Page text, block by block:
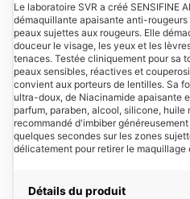
Le laboratoire SVR a créé SENSIFINE
démaquillante apaisante anti-
peaux sujettes aux rougeurs. Elle
douceur le visage, les yeux et les
tenaces. Testée cliniquement pour sa
peaux sensibles, réactives et
convient aux porteurs de lentilles. Sa
ultra-doux, de Niacinamide apaisante
parfum, paraben, alcool, silicone,
recommandé d'imbiber
quelques secondes sur les zones
délicatement pour retirer le maquillage
Détails du produit